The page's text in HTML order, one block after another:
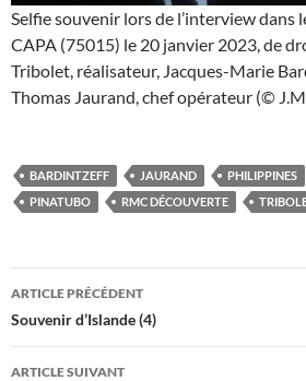
Selfie souvenir lors de l’interview dans
CAPA (75015) le 20 janvier 2023, de
Tribolet, réalisateur, Jacques-Marie
Thomas Jaurand, chef opérateur (©
BARDINTZEFF JAURAND PHILIPPINES
PINATUBO
RMC DÉCOUVERTE
Navigation
des
articles
ARTICLE PRÉCÉDENT
Souvenir d’Islande (4)
ARTICLE SUIVANT